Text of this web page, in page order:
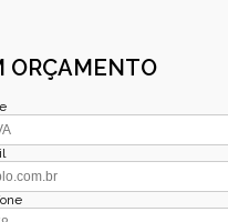
ORÇAMENTO